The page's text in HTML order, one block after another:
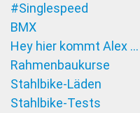
#Singlespeed
BMX
Hey hier kommt Alex …
Rahmenbaukurse
Stahlbike-Läden
Stahlbike-Tests